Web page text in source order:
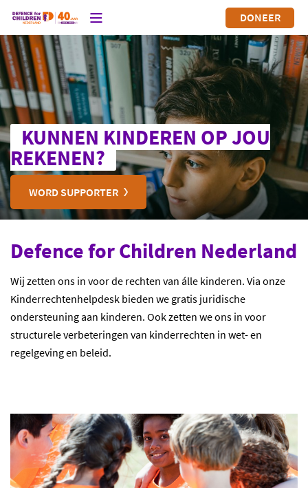
DONEER
KUNNEN KINDEREN OP JOU
REKENEN?
WORD SUPPORTER
Defence for Children Nederland
Wij zetten ons in voor de rechten van álle kinderen. Via onze
Kinderrechtenhelpdesk bieden we gratis juridische
ondersteuning aan kinderen. Ook zetten we ons in voor
structurele verbeteringen van kinderrechten in wet- en
regelgeving en beleid.